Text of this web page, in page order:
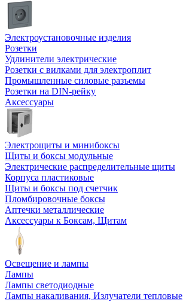
Электроустановочные изделия
Розетки
Удлинители электрические
Розетки с вилками для электроплит
Промышленные силовые разъемы
Розетки на DIN-рейку
Аксессуары
Электрощиты и минибоксы
Щиты и боксы модульные
Электрические распределительные щиты
Корпуса пластиковые
Щиты и боксы под счетчик
Пломбировочные боксы
Аптечки металлические
Аксессуары к Боксам, Щитам
Освещение и лампы
Лампы
Лампы светодиодные
Лампы накаливания, Излучатели тепловые